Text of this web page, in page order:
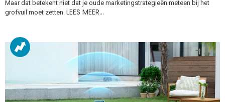
Maar dat betekent niet dat je oude marketingstrategieën meteen bij het
grofvuil moet zetten. LEES MEER…